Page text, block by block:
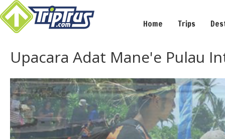
Home Trips
Upacara Adat Mane'e Pulau